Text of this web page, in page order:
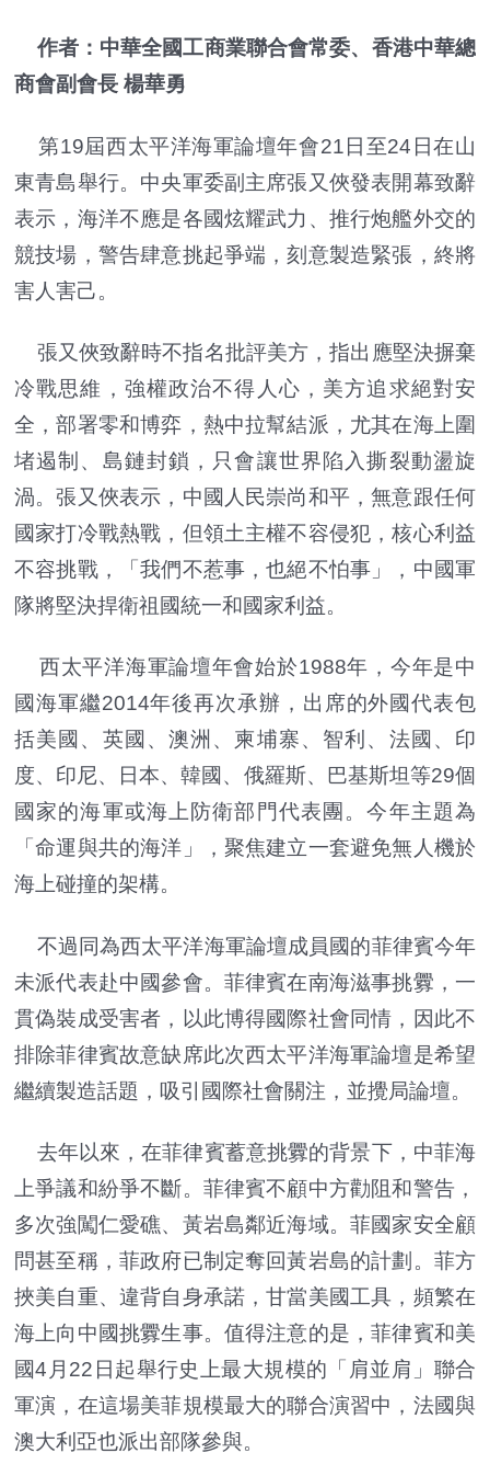
作者：中華全國工商業聯合會常委、香港中華總
商會副會長 楊華勇
第19屆西太平洋海軍論壇年會21日至24日在山
東青島舉行。中央軍委副主席張又俠發表開幕致辭
表示，海洋不應是各國炫耀武力、推行炮艦外交的
競技場，警告肆意挑起爭端，刻意製造緊張，終將
害人害己。
張又俠致辭時不指名批評美方，指出應堅決摒棄
冷戰思維，強權政治不得人心，美方追求絕對安
全，部署零和博弈，熱中拉幫結派，尤其在海上圍
堵遏制、島鏈封鎖，只會讓世界陷入撕裂動盪旋
渦。張又俠表示，中國人民崇尚和平，無意跟任何
國家打冷戰熱戰，但領土主權不容侵犯，核心利益
不容挑戰，「我們不惹事，也絕不怕事」，中國軍
隊將堅決捍衛祖國統一和國家利益。
西太平洋海軍論壇年會始於1988年，今年是中
國海軍繼2014年後再次承辦，出席的外國代表包
括美國、英國、澳洲、柬埔寨、智利、法國、印
度、印尼、日本、韓國、俄羅斯、巴基斯坦等29個
國家的海軍或海上防衛部門代表團。今年主題為
「命運與共的海洋」，聚焦建立一套避免無人機於
海上碰撞的架構。
不過同為西太平洋海軍論壇成員國的菲律賓今年
未派代表赴中國參會。菲律賓在南海滋事挑釁，一
貫偽裝成受害者，以此博得國際社會同情，因此不
排除菲律賓故意缺席此次西太平洋海軍論壇是希望
繼續製造話題，吸引國際社會關注，並攪局論壇。
去年以來，在菲律賓蓄意挑釁的背景下，中菲海
上爭議和紛爭不斷。菲律賓不顧中方勸阻和警告，
多次強闖仁愛礁、黃岩島鄰近海域。菲國家安全顧
問甚至稱，菲政府已制定奪回黃岩島的計劃。菲方
挾美自重、違背自身承諾，甘當美國工具，頻繁在
海上向中國挑釁生事。值得注意的是，菲律賓和美
國4月22日起舉行史上最大規模的「肩並肩」聯合
軍演，在這場美菲規模最大的聯合演習中，法國與
澳大利亞也派出部隊參與。